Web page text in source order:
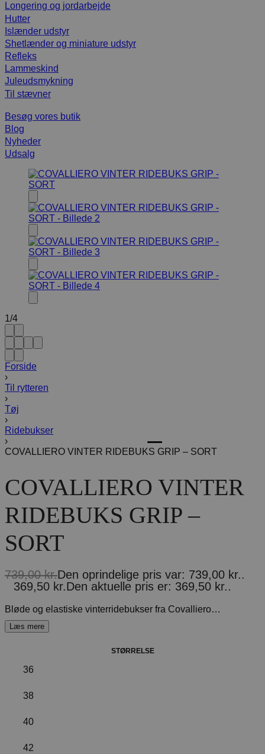
Longering og jordarbejde
Hutter
Islænder udstyr
Shetlænder og miniature udstyr
Refleks
Lammeskind
Juleudsmykning
Til stævner
Besøg vores butik
Blog
Nyheder
Udsalg
1/4
Forside
›
Til rytteren
›
Tøj
›
Ridebukser
›
COVALLIERO VINTER RIDEBUKS GRIP – SORT
COVALLIERO VINTER
RIDEBUKS GRIP –
SORT
739,00kr.Den oprindelige pris var: 739,00 kr..
369,50 kr.Den aktuelle pris er: 369,50 kr..
Bløde og elastiske vinterridebukser fra Covalliero. Lavet i et softshell-lignende materiale med varm foring på indersiden. Ridebuksen er højtaljet og giver derfor en god støtte Fremstillet i mikrofibermateriale som gør dem super lette og behagelige at have på, samtidigt med at de er åndbare og varmeregulerende. Med praktiske sidelommer med plads til mobiltelefon.
STØRRELSE
36
38
40
42